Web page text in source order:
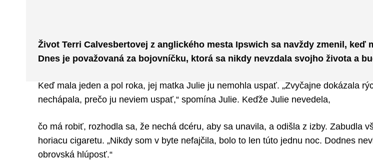
Život Terri Calvesbertovej z anglického mesta Ipswich sa navždy zmenil, keď
Dnes je považovaná za bojovníčku, ktorá sa nikdy nevzdala svojho života a
Keď mala jeden a pol roka, jej matka Julie ju nemohla uspať. „Zvyčajne dokázala
nechápala, prečo ju neviem uspať,“ spomína Julie. Keďže Julie nevedela,
čo má robiť, rozhodla sa, že nechá dcéru, aby sa unavila, a odišla z izby. Zabudla
horiacu cigaretu. „Nikdy som v byte nefajčila, bolo to len túto jednu noc. Dodnes
obrovská hlúposť.“